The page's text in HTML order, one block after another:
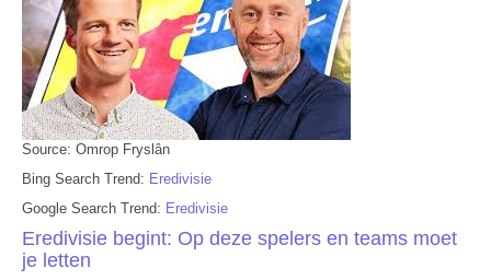
Source: Omrop Fryslân
Bing Search Trend: Eredivisie
Google Search Trend: Eredivisie
Eredivisie begint: Op deze spelers en teams moet
je letten